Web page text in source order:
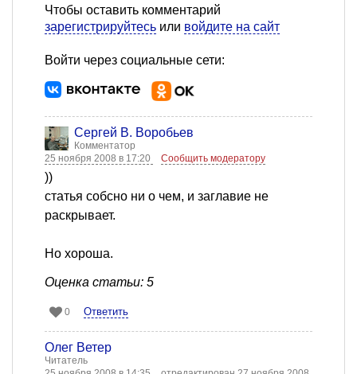
Чтобы оставить комментарий
зарегистрируйтесь или войдите на сайт
Войти через социальные сети:
Сергей В. Воробьев
Комментатор
25 ноября 2008 в 17:20
Сообщить модератору
))
статья собсно ни о чем, и заглавие не
раскрывает.
Но хороша.
Оценка статьи: 5
0 Ответить
Олег Ветер
Читатель